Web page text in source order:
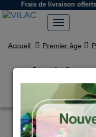
Frais de livraison offerts
Accueil Premier âge
Boîte à
ciel -